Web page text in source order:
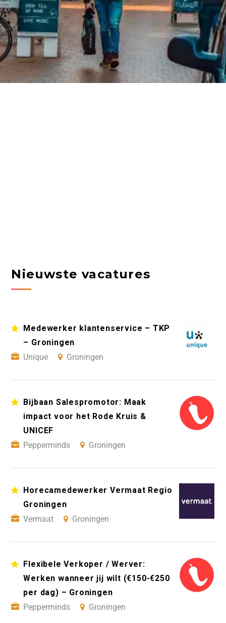
Nieuwste vacatures
Medewerker klantenservice – TKP
– Groningen
Unique
Groningen
Bijbaan Salespromotor: Maak
impact voor het Rode Kruis &
UNICEF
Pepperminds
Groningen
Horecamedewerker Vermaat Regio
Groningen
Vermaat
Groningen
Flexibele Verkoper / Werver:
Werken wanneer jij wilt (€150-€250
per dag) – Groningen
Pepperminds
Groningen